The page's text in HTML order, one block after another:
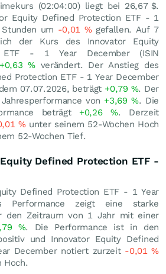
(02:04:00) liegt bei 26,67 $.
Equity Defined Protection ETF - 1
um -0,01 %gefallen. Auf 7
der Kurs des Innovator Equity
ETF - 1 Year December (ISIN
+0,63%verändert. Der Anstieg des
Protection ETF - 1 Year December
07.07.2026, beträgt +0,79 %. Der
von +3,69%. Die
beträgt +0,26%. Derzeit
%unter seinem 52-Wochen Hoch
52-Wochen Tief.
Defined Protection ETF -
Defined Protection ETF - 1 Year
Performance zeigt eine starke
den Zeitraum von 1 Jahr mit einer
%. Die Performance ist in den
und Innovator Equity Defined
December notiert zurzeit -0,01%
Hoch.